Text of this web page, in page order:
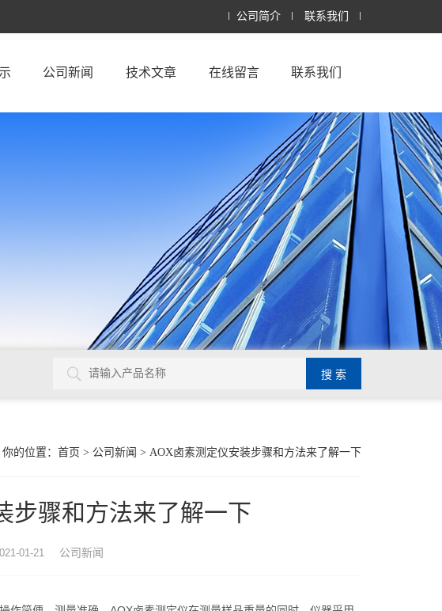
公司简介 联系我们
公司新闻 技术文章 在线留言 联系我们
你的位置： 首页 > 公司新闻 > AOX卤素测定仪安装步骤和方法来了解一下
步骤和方法来了解一下
01-21 公司新闻